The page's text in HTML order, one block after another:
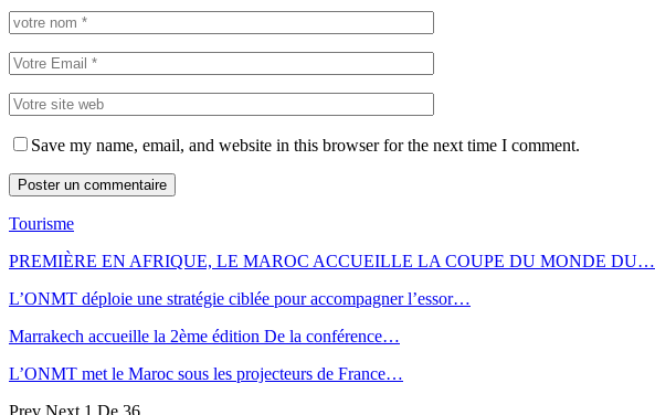
Save my name, email, and website in this browser for the next time I comment.
Tourisme
PREMIÈRE EN AFRIQUE, LE MAROC ACCUEILLE LA COUPE DU MONDE DU…
L’ONMT déploie une stratégie ciblée pour accompagner l’essor…
Marrakech accueille la 2ème édition De la conférence…
L’ONMT met le Maroc sous les projecteurs de France…
Prev Next 1 De 36